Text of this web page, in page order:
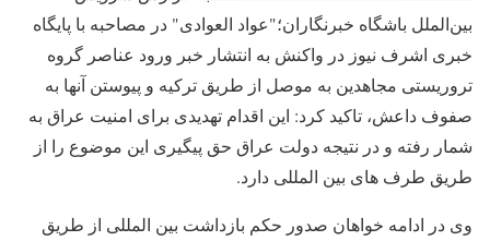
بین‌‌الملل باشگاه خبرنگاران؛"عواد العوادی" در مصاحبه با پایگاه
خبری اشرف نیوز در واکنش به انتشار خبر ورود عناصر گروه
تروریستی مجاهدین به موصل از طریق ترکیه و پیوستن آنها به
صفوف داعش، تاکید کرد: این اقدام تهدیدی برای امنیت عراق به
شمار رفته و در نتیجه دولت عراق حق پیگیری این موضوع را از
طریق طرف های بین المللی دارد.
وی در ادامه خواهان صدور حکم بازداشت بین المللی از طریق